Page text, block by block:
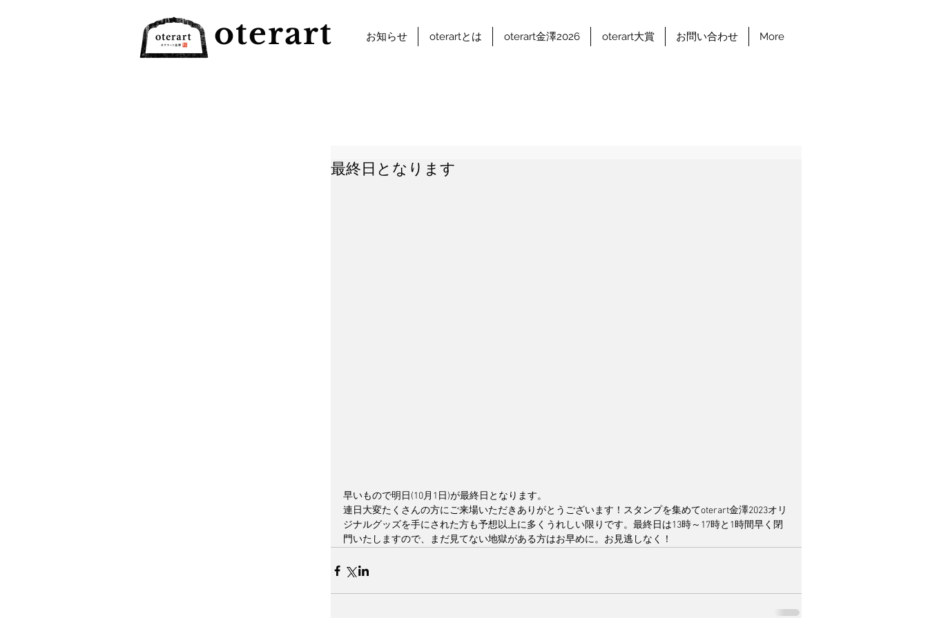
oterart お知らせ oterartとは oterart金澤2026 oterart大賞 お問い合わせ More
最終日となります
早いもので明日(10月1日)が最終日となります。
連日大変たくさんの方にご来場いただきありがとうございます！スタンプを集めてoterart金澤2023オリ
ジナルグッズを手にされた方も予想以上に多くうれしい限りです。最終日は13時～17時と1時間早く閉
門いたしますので、まだ見てない地獄がある方はお早めに。お見逃しなく！